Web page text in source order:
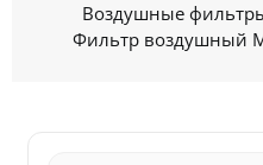
Воздушные
Фильтр воздушный